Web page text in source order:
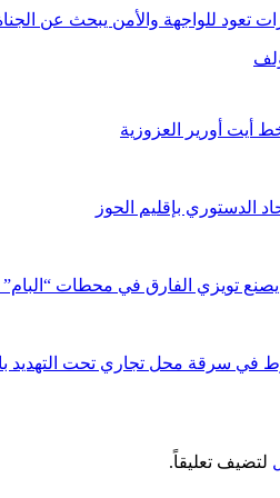
تعود للواجهة والأمن يبحث عن
أيت أورير العزوزية
الدستوري بإقليم الحوز
يصنع تويزي الفارق في محطات
في سرقة محل تجاري تحت التهديد
لتضيف تعليقاً.